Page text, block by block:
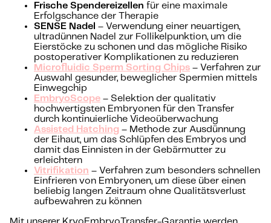
Frische Spendereizellen für eine maximale
Erfolgschance der Therapie
SENSE Nadel – Verwendung einer neuartigen,
ultradünnen Nadel zur Follikelpunktion, um die
Eierstöcke zu schonen und das mögliche Risiko
postoperativer Komplikationen zu reduzieren
Microfluidic Sperm Sorting Chips – Verfahren zur
Auswahl gesunder, beweglicher Spermien mittels
Einwegchip
EmbryoScope – Selektion der qualitativ
hochwertigsten Embryonen für den Transfer
durch kontinuierliche Videoüberwachung
Assisted Hatching – Methode zur Ausdünnung
der Eihaut, um das Schlüpfen des Embryos und
damit das Einnisten in der Gebärmutter zu
erleichtern
Vitrifikation – Verfahren zum besonders schnellen
Einfrieren von Embryonen, um diese über einen
beliebig langen Zeitraum ohne Qualitätsverlust
aufbewahren zu können